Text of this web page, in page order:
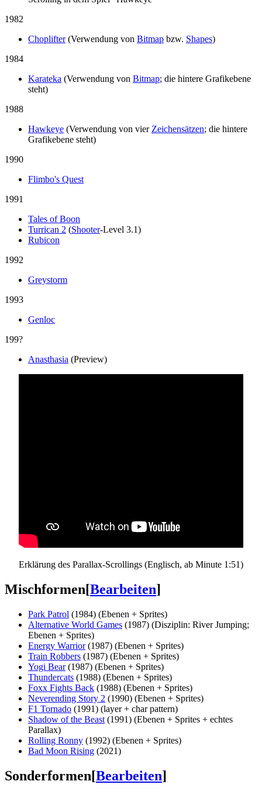
1982
Choplifter(Verwendung von Bitmap bzw. Shapes)
1984
Karateka (Verwendung von Bitmap; die hintere Grafikebene
steht)
1988
Hawkeye (Verwendung von vier Zeichensätzen; die hintere
Grafikebene steht)
1990
Flimbo's Quest
1991
Tales of Boon
Turrican 2 (Shooter-Level 3.1)
Rubicon
1992
Greystorm
1993
Genloc
199?
Anasthasia (Preview)
Erklärung des Parallax-Scrollings (Englisch, ab Minute 1:51)
Mischformen[Bearbeiten]
Park Patrol (1984) (Ebenen + Sprites)
Alternative World Games (1987) (Disziplin: River Jumping;
Ebenen + Sprites)
Energy Warrior(1987) (Ebenen + Sprites)
Train Robbers (1987) (Ebenen + Sprites)
Yogi Bear(1987) (Ebenen + Sprites)
Thundercats (1988) (Ebenen + Sprites)
Foxx Fights Back (1988) (Ebenen + Sprites)
Neverending Story 2 (1990) (Ebenen + Sprites)
F1 Tornado (1991) (layer + char pattern)
Shadow of the Beast (1991) (Ebenen + Sprites + echtes
Parallax)
Rolling Ronny (1992) (Ebenen + Sprites)
Bad Moon Rising (2021)
Sonderformen[Bearbeiten]